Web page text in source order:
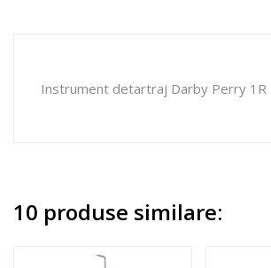
Instrument detartraj Darby Perry 1R
10 produse similare: